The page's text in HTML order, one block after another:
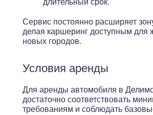
Сервис постоянно расширяет
делая каршеринг доступным для
новых городов.
Условия аренды
Для аренды автомобиля в
достаточно соответствовать
требованиям и соблюдать